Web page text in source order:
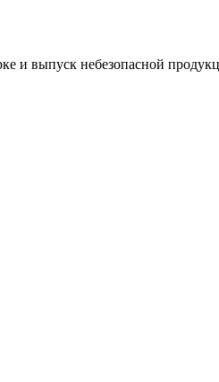
и выпуск небезопасной